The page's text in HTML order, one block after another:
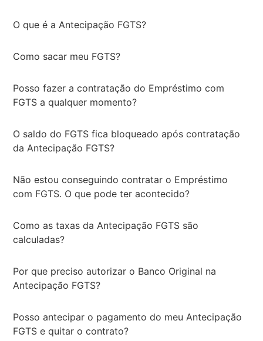
O que é a Antecipação FGTS?
Como sacar meu FGTS?
Posso fazer a contratação do Empréstimo com
FGTS a qualquer momento?
O saldo do FGTS fica bloqueado após contratação
da Antecipação FGTS?
Não estou conseguindo contratar o Empréstimo
com FGTS. O que pode ter acontecido?
Como as taxas da Antecipação FGTS são
calculadas?
Por que preciso autorizar o Banco Original na
Antecipação FGTS?
Posso antecipar o pagamento do meu Antecipação
FGTS e quitar o contrato?